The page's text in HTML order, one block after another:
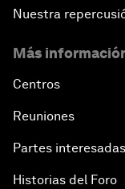
Nuestra
Más
Centros
Reuniones
Partes interesadas
Historias del Foro